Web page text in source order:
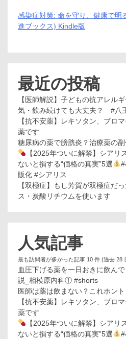
感染症対策: 命を守り、健康で明
進ブックス) Kindle版
最近の投稿
【医師解説】子どもの抗アレル
気・飲み続けても大丈夫？ #
【抗不安薬】レキソタン、ブロ
薬です
糖尿病の薬で膀胱炎？治療薬の
【2025年ついに解禁】シアリ
ないと損する“価格の真実”5選
販化 #シアリス
【双極症】もし芳賀が双極症だ
ス・炭酸リチウムを使います
人気記事
最も訪問者が多かった記事 10 件 (過去 28
血圧下げる薬を一日おきに飲ん
説_相模原内科① #shorts
医師は薬は飲まない？これホン
【抗不安薬】レキソタン、ブロ
薬です
【2025年ついに解禁】シアリ
ないと損する“価格の真実”5選